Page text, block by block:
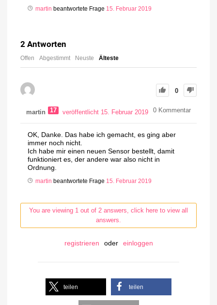
martin beantwortete Frage 15. Februar 2019
2 Antworten
Offen Abgestimmt Neuste Älteste
0
martin 17 veröffentlicht 15. Februar 2019 0 Kommentar
OK, Danke. Das habe ich gemacht, es ging aber
immer noch nicht.
Ich habe mir einen neuen Sensor bestellt, damit
funktioniert es, der andere war also nicht in
Ordnung.
martin beantwortete Frage 15. Februar 2019
You are viewing 1 out of 2 answers, click here to view all
answers.
registrieren oder einloggen
teilen teilen